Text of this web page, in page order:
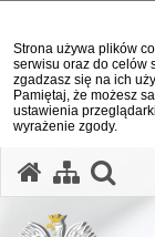
Strona używa plików
serwisu oraz do celów
zgadzasz się na ich
Pamiętaj, że możesz
ustawienia
wyrażenie zgody.